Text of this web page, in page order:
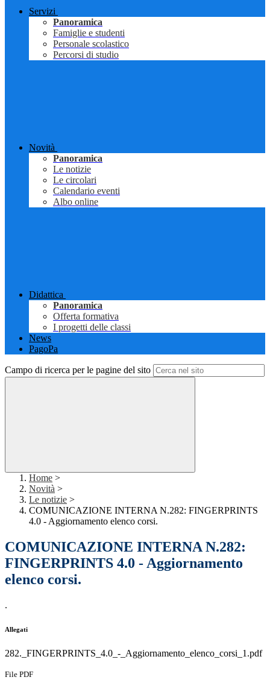
Servizi
Panoramica
Famiglie e studenti
Personale scolastico
Percorsi di studio
Novità
Panoramica
Le notizie
Le circolari
Calendario eventi
Albo online
Didattica
Panoramica
Offerta formativa
I progetti delle classi
News
PagoPa
Campo di ricerca per le pagine del sito
Home >
Novità >
Le notizie >
COMUNICAZIONE INTERNA N.282: FINGERPRINTS
4.0 - Aggiornamento elenco corsi.
COMUNICAZIONE INTERNA N.282:
FINGERPRINTS 4.0 - Aggiornamento
elenco corsi.
.
Allegati
282._FINGERPRINTS_4.0_-_Aggiornamento_elenco_corsi_1.pdf
File PDF